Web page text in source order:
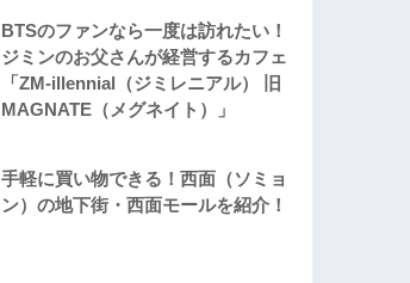
BTSのファンなら一度は訪れたい！
ジミンのお父さんが経営するカフェ
「ZM‐illennial（ジミレニアル） 旧
MAGNATE（メグネイト）」
手軽に買い物できる！西面（ソミョ
ン）の地下街・西面モールを紹介！